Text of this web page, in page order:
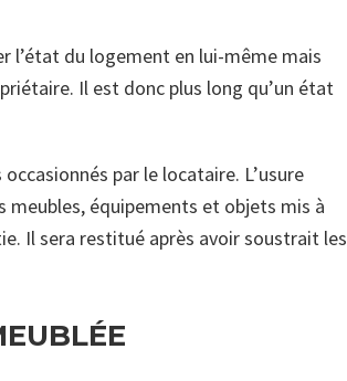
l’état du logement en lui-même mais
Il est donc plus long qu’un état
par le locataire. L’usure
meubles, équipements et objets mis à
Il sera restitué après avoir soustrait les